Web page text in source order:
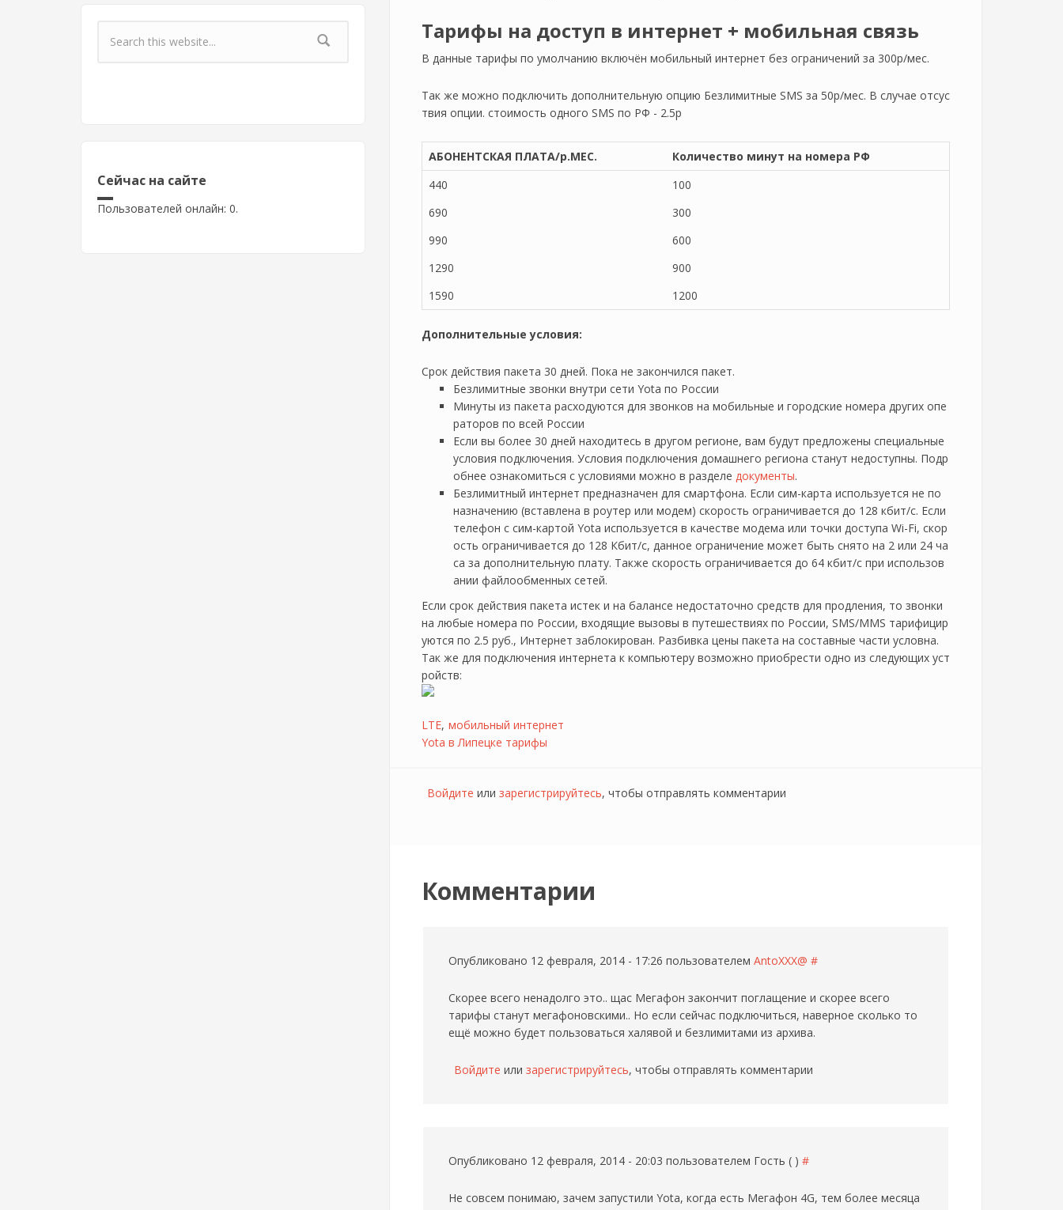
Форма поиска
Сейчас на сайте
Пользователей онлайн: 0.
Тарифы на доступ в интернет + мобильная связь
В данные тарифы по умолчанию включён мобильный интернет без ограничений за 300р/мес.
Так же можно подключить дополнительную опцию Безлимитные SMS за 50р/мес. В случае отсус
твия опции. стоимость одного SMS по РФ - 2.5р
АБОНЕНТСКАЯ ПЛАТА/р.МЕС.
Количество минут на номера РФ
440
100
690
300
990
600
1290
900
1590
1200
Дополнительные условия:
Срок действия пакета 30 дней. Пока не закончился пакет.
Безлимитные звонки внутри сети Yota по России
Минуты из пакета расходуются для звонков на мобильные и городские номера других опе
раторов по всей России
Если вы более 30 дней находитесь в другом регионе, вам будут предложены специальные
условия подключения. Условия подключения домашнего региона станут недоступны. Подр
обнее ознакомиться с условиями можно в разделе документы.
Безлимитный интернет предназначен для смартфона. Если сим-карта используется не по
назначению (вставлена в роутер или модем) скорость ограничивается до 128 кбит/с. Если
телефон с сим-картой Yota используется в качестве модема или точки доступа Wi-Fi, скор
ость ограничивается до 128 Кбит/c, данное ограничение может быть снято на 2 или 24 ча
са за дополнительную плату. Также скорость ограничивается до 64 кбит/с при использов
ании файлообменных сетей.
Если срок действия пакета истек и на балансе недостаточно средств для продления, то звонки
на любые номера по России, входящие вызовы в путешествиях по России, SMS/MMS тарифицир
уются по 2.5 руб., Интернет заблокирован. Разбивка цены пакета на составные части условна.
Так же для подключения интернета к компьютеру возможно приобрести одно из следующих уст
ройств:
LTE мобильный интернет
Yota в Липецке тарифы
Войдите или зарегистрируйтесь, чтобы отправлять комментарии
Комментарии
Опубликовано 12 февраля, 2014 - 17:26 пользователем AntoXXX@ #
Скорее всего ненадолго это.. щас Мегафон закончит поглащение и скорее всего
тарифы станут мегафоновскими.. Но если сейчас подключиться, наверное сколько то
ещё можно будет пользоваться халявой и безлимитами из архива.
Войдите или зарегистрируйтесь, чтобы отправлять комментарии
Опубликовано 12 февраля, 2014 - 20:03 пользователем Гость ( ) #
Не совсем понимаю, зачем запустили Yota, когда есть Мегафон 4G, тем более месяца